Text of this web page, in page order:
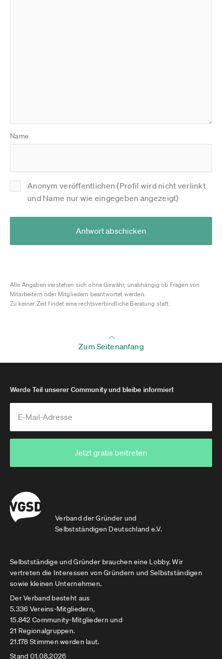
Name
Anonym veröffentlichen (Profil wird nicht verlinkt
und Name nur wie eingegeben angezeigt)
Antwort abschicken
Alle Angaben verstehen sich ohne Gewähr, unabhängig ob Fragen von
Mitarbeitern oder Mitgliedern beantwortet werden.
Zu keiner Zeit findet eine rechtsverbindliche Beratung statt.
Zum Seitenanfang
Verband der Gründer und
Selbstständigen Deutschland e.V.
Werde Teil unserer Community und bleibe informiert
Jetzt gratis beitreten
Selbstständige und Gründer brauchen eine Lobby. Wir
vertreten die Interessen von Gründern und Selbstständigen
sowie kleinen Unternehmen.
Der Verband besteht aus
5.336 Vereins-Mitgliedern,
15.842 Community-Mitgliedern und
21 Regionalgruppen.
21.178 Stimmen werden laut.
Stand 01.08.2026